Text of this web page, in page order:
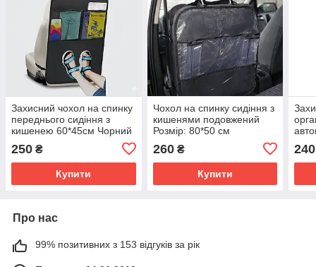
Захисний чохол на спинку
переднього сидіння з
кишенею 60*45см Чорний
250 ₴
Купити
Чохол на спинку сидіння з
кишенями подовжений
Розмір: 80*50 см
260₴
Купити
см
240
Про нас
99% позитивних з 153 відгуків за рік